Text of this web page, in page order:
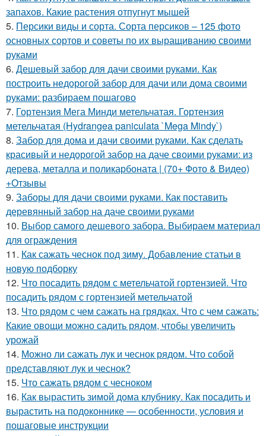
запахов. Какие растения отпугнут мышей
5. Персики виды и сорта. Сорта персиков – 125 фото
основных сортов и советы по их выращиванию своими
руками
6. Дешевый забор для дачи своими руками. Как
построить недорогой забор для дачи или дома своими
руками: разбираем пошагово
7. Гортензия Мега Минди метельчатая. Гортензия
метельчатая (Hydrangea paniculata `Mega Mindy`)
8. Забор для дома и дачи своими руками. Как сделать
красивый и недорогой забор на даче своими руками: из
дерева, металла и поликарбоната | (70+ Фото & Видео)
+Отзывы
9. Заборы для дачи своими руками. Как поставить
деревянный забор на даче своими руками
10. Выбор самого дешевого забора. Выбираем материал
для ограждения
11. Как сажать чеснок под зиму. Добавление статьи в
новую подборку
12. Что посадить рядом с метельчатой гортензией. Что
посадить рядом с гортензией метельчатой
13. Что рядом с чем сажать на грядках. Что с чем сажать:
Какие овощи можно садить рядом, чтобы увеличить
урожай
14. Можно ли сажать лук и чеснок рядом. Что собой
представляют лук и чеснок?
15. Что сажать рядом с чесноком
16. Как вырастить зимой дома клубнику. Как посадить и
вырастить на подоконнике — особенности, условия и
пошаговые инструкции